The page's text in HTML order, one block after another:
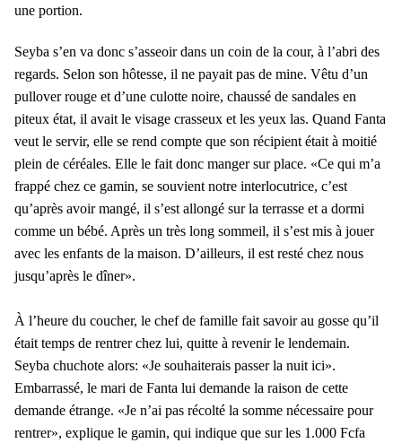
une portion.
Seyba s’en va donc s’asseoir dans un coin de la cour, à l’abri des
regards. Selon son hôtesse, il ne payait pas de mine. Vêtu d’un
pullover rouge et d’une culotte noire, chaussé de sandales en
piteux état, il avait le visage crasseux et les yeux las. Quand Fanta
veut le servir, elle se rend compte que son récipient était à moitié
plein de céréales. Elle le fait donc manger sur place. «Ce qui m’a
frappé chez ce gamin, se souvient notre interlocutrice, c’est
qu’après avoir mangé, il s’est allongé sur la terrasse et a dormi
comme un bébé. Après un très long sommeil, il s’est mis à jouer
avec les enfants de la maison. D’ailleurs, il est resté chez nous
jusqu’après le dîner».
À l’heure du coucher, le chef de famille fait savoir au gosse qu’il
était temps de rentrer chez lui, quitte à revenir le lendemain.
Seyba chuchote alors: «Je souhaiterais passer la nuit ici».
Embarrassé, le mari de Fanta lui demande la raison de cette
demande étrange. «Je n’ai pas récolté la somme nécessaire pour
rentrer», explique le gamin, qui indique que sur les 1.000 Fcfa